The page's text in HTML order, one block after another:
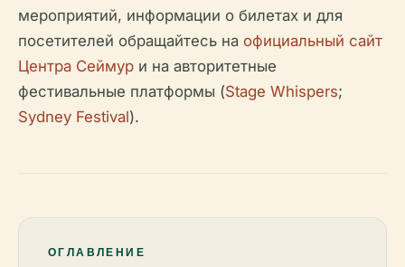
мероприятий, информации о билетах и для
посетителей обращайтесь на официальный сайт
Центра Сеймур и на авторитетные
фестивальные платформы (Stage Whispers;
Sydney Festival).
ОГЛАВЛЕНИЕ